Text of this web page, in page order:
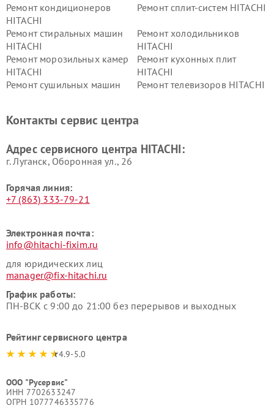
Ремонт кондиционеров
HITACHI
Ремонт сплит-систем HITACHI
Ремонт стиральных машин
HITACHI
Ремонт холодильников
HITACHI
Ремонт морозильных камер
HITACHI
Ремонт кухонных плит
HITACHI
Ремонт сушильных машин
Ремонт телевизоров HITACHI
данных HITACHI
HITACHI
HITACHI
HITACHI
Контакты сервис центра
Адрес сервисного центра HITACHI:
г. Луганск, Оборонная ул., 26
Горячая линия:
+7 (863) 333-79-21
Электронная почта:
info@hitachi-fixim.ru
для юридических лиц
manager@fix-hitachi.ru
График работы:
ПН-ВСК с 9:00 до 21:00 без перерывов и выходных
Рейтинг сервисного центра
4.9-5.0
ООО "Русервис"
ИНН 7702633247
ОГРН 1077746335776